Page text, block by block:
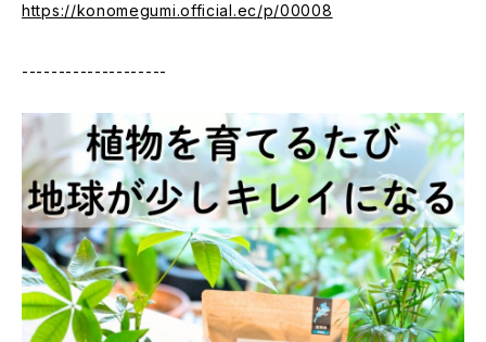
https://konomegumi.official.ec/p/00008
--------------------